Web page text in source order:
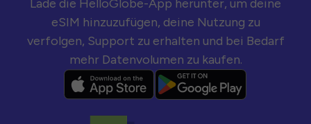
Lade die HelloGlobe-App herunter, um deine
eSIM hinzuzufügen, deine Nutzung zu
verfolgen, Support zu erhalten und bei Bedarf
mehr Datenvolumen zu kaufen.